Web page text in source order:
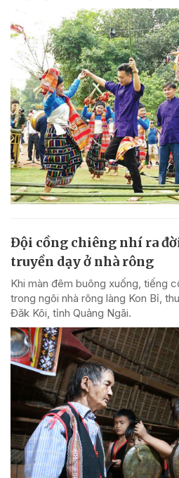
Đội cồng chiêng nhí ra
truyền dạy ở nhà rông
Khi màn đêm buông xuống, tiếng
trong ngôi nhà rông làng Kon Bỉ,
Đăk Kôi, tỉnh Quảng Ngãi.